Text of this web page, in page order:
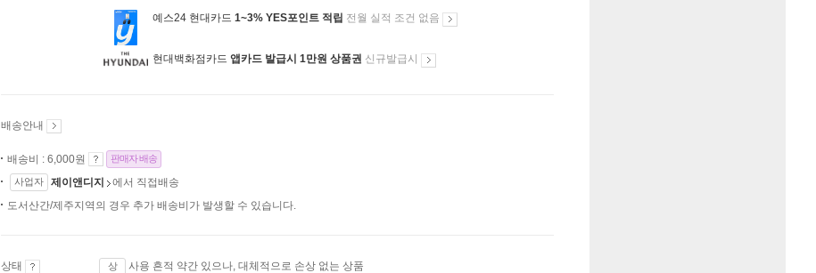
예스24 현대카드 1~3% YES포인트 적립 전월 실적 조건 없음
현대백화점카드 앱카드 발급시 1만원 상품권 신규발급시
배송안내
배송비 : 6,000원 판매자 배송
사업자 제이앤디지
에서 직접배송
도서산간/제주지역의 경우 추가 배송비가 발생할 수 있습니다.
상태 상 사용 흔적 약간 있으나, 대체적으로 손상 없는 상품